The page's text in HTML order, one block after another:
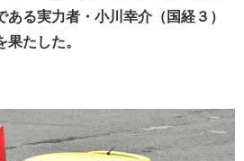
る実力者・小川幸介（国経３）
たした。